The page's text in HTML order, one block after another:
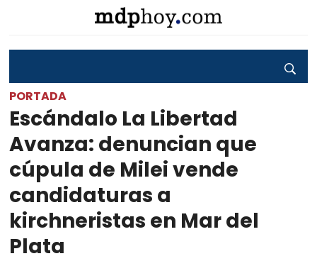
PORTADA
Escándalo La Libertad
Avanza: denuncian que
cúpula de Milei vende
candidaturas a
kirchneristas en Mar del
Plata